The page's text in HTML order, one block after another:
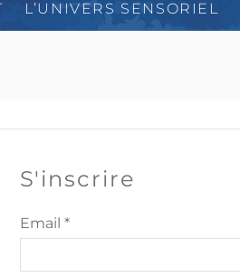
L’UNIVERS SENSORIEL
S'inscrire
Email *